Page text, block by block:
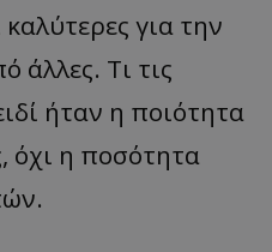
για την
άλλες. Τι τις
ήταν η ποιότητα
όχι η ποσότητα